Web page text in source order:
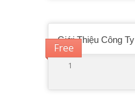
Free
Giới Thiệu Công Ty
1